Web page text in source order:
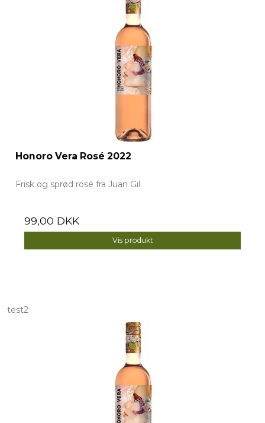
Honoro Vera Rosé 2022
Frisk og sprød rosé fra Juan Gil
99,00 DKK
Vis produkt
test2